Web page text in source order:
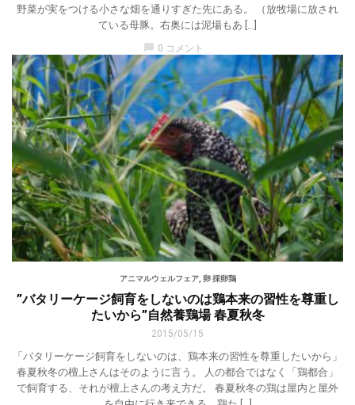
野菜が実をつける小さな畑を通りすぎた先にある。 （放牧場に放され
ている母豚。右奥には泥場もあ […]
0 コメント
アニマルウェルフェア, 卵 採卵鶏
”バタリーケージ飼育をしないのは鶏本来の習性を尊重し
たいから”自然養鶏場 春夏秋冬
2015/05/15
「バタリーケージ飼育をしないのは、鶏本来の習性を尊重したいから」
春夏秋冬の檀上さんはそのように言う。 人の都合ではなく「鶏都合」
で飼育する、それが檀上さんの考え方だ。 春夏秋冬の鶏は屋内と屋外